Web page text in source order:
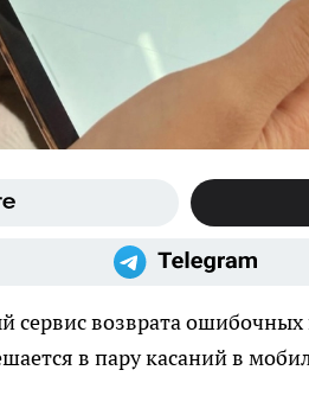
сервис возврата
в пару касаний в